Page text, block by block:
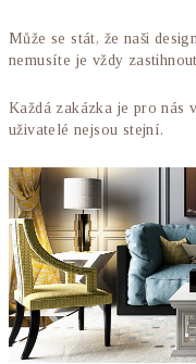
Může se stát, že naši
nemusíte je vždy
Každá zakázka je pro nás
uživatelé nejsou stejní.